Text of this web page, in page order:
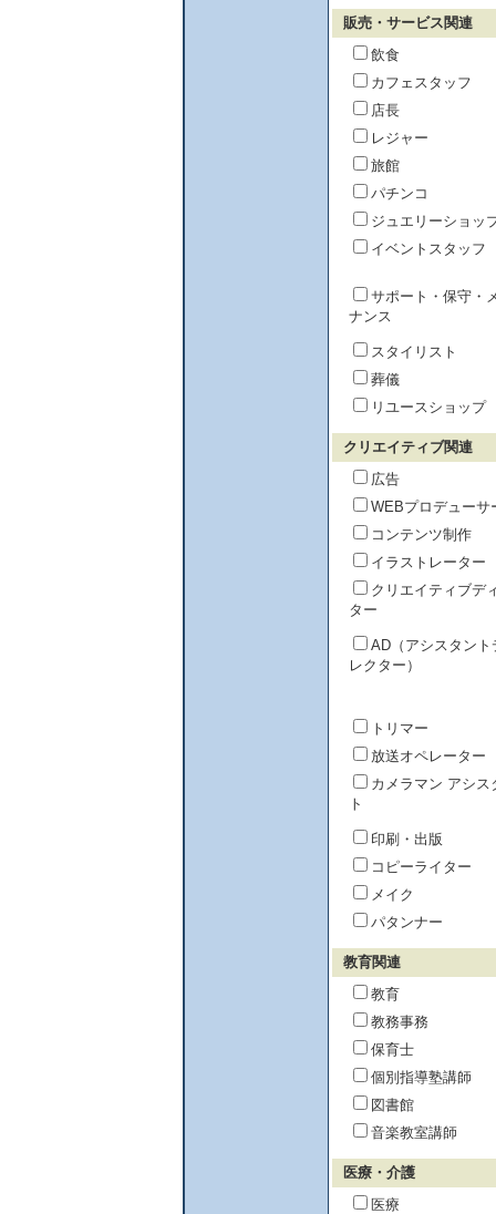
販売・サービス関連
飲食
カフェスタッフ
店長
レジャー
旅館
パチンコ
ジュエリーショッ
イベントスタッフ
サポート・保守・
ナンス
スタイリスト
葬儀
リユースショップ
クリエイティブ関連
広告
WEBプロデューサ
コンテンツ制作
イラストレーター
クリエイティブデ
ター
AD（アシスタント
レクター）
トリマー
放送オペレーター
カメラマン アシス
ト
印刷・出版
コピーライター
メイク
パタンナー
教育関連
教育
教務事務
保育士
個別指導塾講師
図書館
音楽教室講師
医療・介護
医療